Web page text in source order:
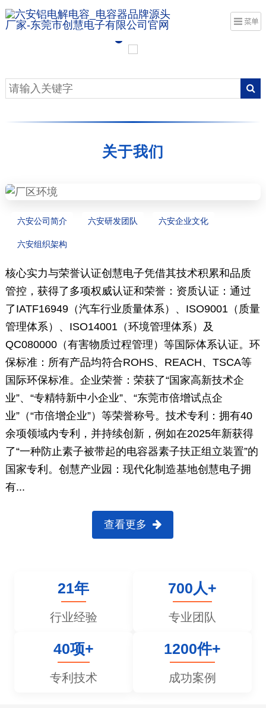
关于我们
六安公司简介 六安研发团队 六安企业文化
六安组织架构
核心实力与荣誉认证创慧电子凭借其技术积累和品质
管控，获得了多项权威认证和荣誉：资质认证：通过
了IATF16949（汽车行业质量体系）、ISO9001（质量
管理体系）、ISO14001（环境管理体系）及
QC080000（有害物质过程管理）等国际体系认证。环
保标准：所有产品均符合ROHS、REACH、TSCA等
国际环保标准。企业荣誉：荣获了“国家高新技术企
业”、“专精特新中小企业”、“东莞市倍增试点企
业”（“市倍增企业”）等荣誉称号。技术专利：拥有40
余项领域内专利，并持续创新，例如在2025年新获得
了“一种防止素子被带起的电容器素子扶正组立装置”的
国家专利。创慧产业园：现代化制造基地创慧电子拥
有...
查看更多
21年
行业经验
700人+
专业团队
40项+
专利技术
1200件+
成功案例